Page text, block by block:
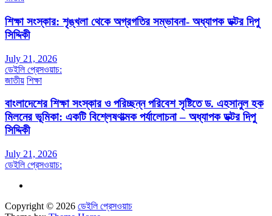
শিক্ষা সংস্কার: শৃঙ্খলা থেকে অগ্রগতির সম্ভাবনা- অধ্যাপক ডক্টর দিপু
সিদ্দিকী
July 21, 2026
ডেইলি প্রেসওয়াচ:
জাতীয় শিক্ষা
বাংলাদেশের শিক্ষা সংস্কার ও পরিচ্ছন্ন পরিবেশ সৃষ্টিতে ড. এহসানুল হক
মিলনের ভূমিকা: একটি বিশ্লেষণাত্মক পর্যালোচনা – অধ্যাপক ডক্টর দিপু
সিদ্দিকী
July 21, 2026
ডেইলি প্রেসওয়াচ:
Copyright © 2026 ডেইলি প্রেসওয়াচ